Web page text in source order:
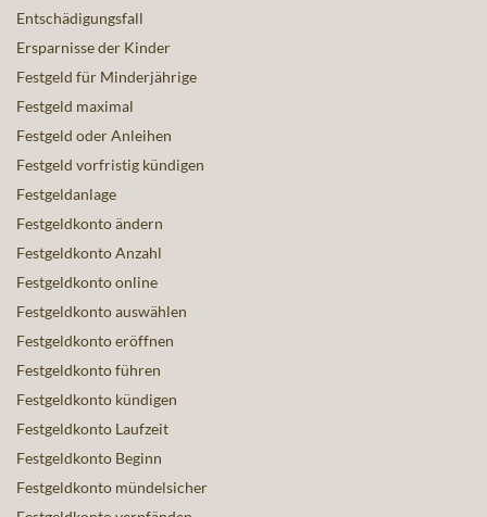
Entschädigungsfall
Ersparnisse der Kinder
Festgeld für Minderjährige
Festgeld maximal
Festgeld oder Anleihen
Festgeld vorfristig kündigen
Festgeldanlage
Festgeldkonto ändern
Festgeldkonto Anzahl
Festgeldkonto online
Festgeldkonto auswählen
Festgeldkonto eröffnen
Festgeldkonto führen
Festgeldkonto kündigen
Festgeldkonto Laufzeit
Festgeldkonto Beginn
Festgeldkonto mündelsicher